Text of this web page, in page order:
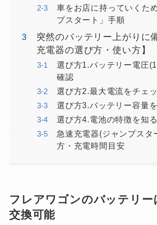
車をお店に持っていくた
プスタート」手順
突然のバッテリー上がりに
充電器の選び方・使い方】
選び方1.バッテリー電圧
確認
選び方2.最大電流をチェ
選び方3.バッテリー容量
選び方4.電池の特徴を知る
急速充電器(ジャンプスタ
方・充電時間目安
フレアワゴンのバッテリー
交換可能